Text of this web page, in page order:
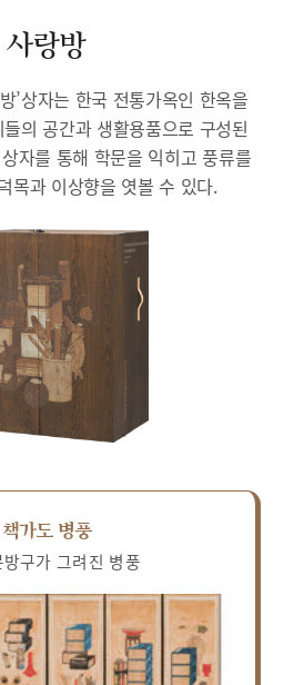
사랑방
’상자는 한국 전통가옥인 한옥을
의 공간과 생활용품으로 구성된
자를 통해 학문을 익히고 풍류를
목과 이상향을 엿볼 수 있다.
책가도 병풍
구가 그려진 병풍